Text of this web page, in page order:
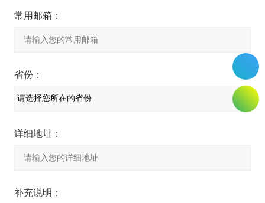
常用邮箱：
省份：
详细地址：
补充说明：